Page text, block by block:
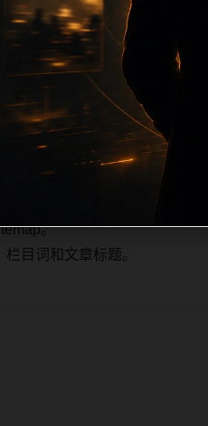
果采集内容缺少图片，将使
见问题和站内推荐，帮助
承担栏目深度补齐、内链结构
。
目词和文章标题。